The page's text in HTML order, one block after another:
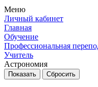
Меню
Личный кабинет
Главная
Обучение
Профессиональная
Учитель
Астрономия